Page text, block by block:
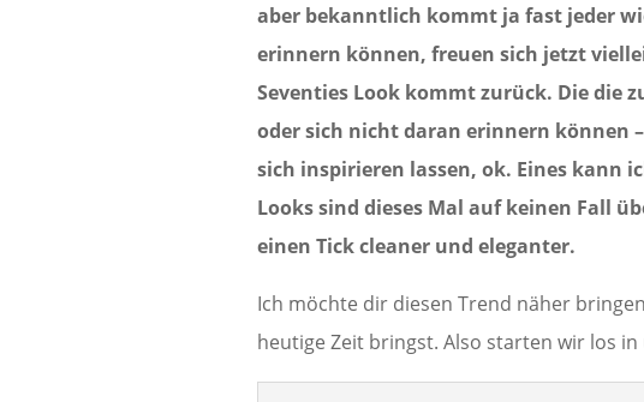
aber bekanntlich kommt ja fast jeder
erinnern können, freuen sich jetzt
Seventies Look kommt zurück. Die die
oder sich nicht daran erinnern können
sich inspirieren lassen, ok. Eines kann
Looks sind dieses Mal auf keinen Fall
einen Tick cleaner und eleganter.
Ich möchte dir diesen Trend näher
heutige Zeit bringst. Also starten wir los in